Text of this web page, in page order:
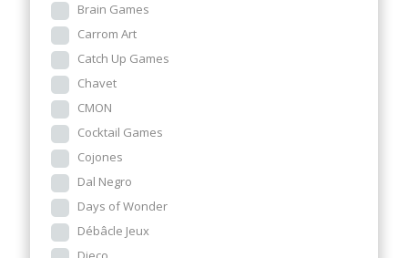
Brain Games
Carrom Art
Catch Up Games
Chavet
CMON
Cocktail Games
Cojones
Dal Negro
Days of Wonder
Débâcle Jeux